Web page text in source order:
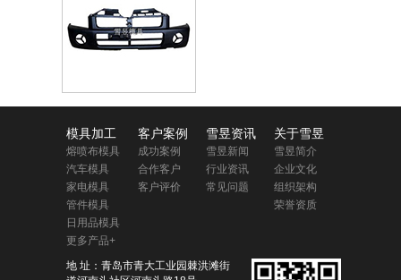
模具加工
熔喷布模具
汽车模具
家电模具
管件模具
日用品模具
更多产品+
客户案例
成功案例
合作客户
客户评价
雪昱资讯
雪昱新闻
行业资讯
常见问题
关于雪昱
雪昱简介
企业文化
组织架构
荣誉资质
地 址：青岛市青大工业园棘洪滩街